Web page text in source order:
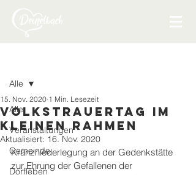
Alle
Veranstaltungen
Gemeinde
Dorfleben
Alle
Volkstrauertag im
kleinen Rahmen
15. Nov. 2020 1 Min. Lesezeit
Aktualisiert: 16. Nov. 2020
Kranzniederlegung an der Gedenkstätte
zur Ehrung der Gefallenen der